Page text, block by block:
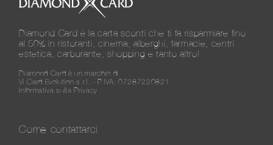
Diamond Card è la carta sconti che ti fa risparmiare fino
al 50% in ristoranti, cinema, alberghi, farmacie, centri
estetica, carburante, shopping e tanto altro!
Diamond Card è un marchio di
Vi.Card Evolution s.r.l. - P.IVA: 07287220821
Informativa sulla Privacy
Come contattarci